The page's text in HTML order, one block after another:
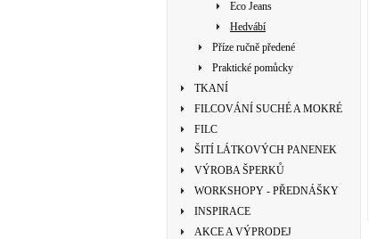
Eco Jeans
Hedvábí
Příze ručně předené
Praktické pomůcky
TKANÍ
FILCOVÁNÍ SUCHÉ A MOKRÉ
FILC
ŠITÍ LÁTKOVÝCH PANENEK
VÝROBA ŠPERKŮ
WORKSHOPY - PŘEDNÁŠKY
INSPIRACE
AKCE A VÝPRODEJ